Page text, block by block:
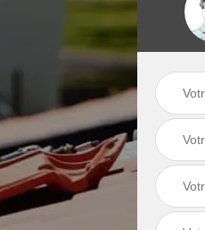
Devis nettoyage de
toiture 70